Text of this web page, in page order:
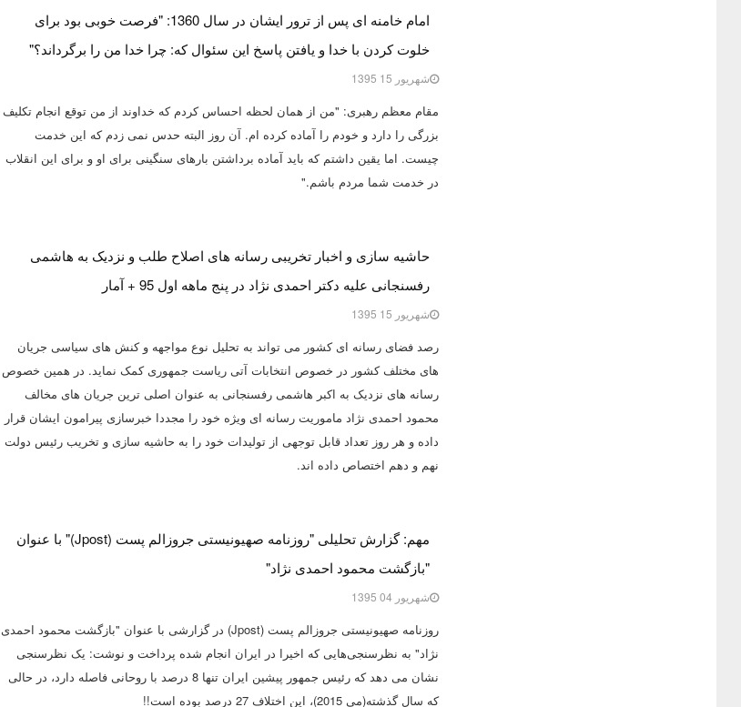
امام خامنه ای پس از ترور ایشان در سال 1360: "فرصت خوبی بود برای
خلوت کردن با خدا و یافتن پاسخ این سئوال که: چرا خدا من را برگرداند؟"
شهریور 15 1395
مقام معظم رهبری: "من از همان لحظه احساس کردم که خداوند از من توقع انجام تکلیف
بزرگی را دارد و خودم را آماده کرده ام. آن روز البته حدس نمی زدم که این خدمت
چیست. اما یقین داشتم که باید آماده برداشتن بارهای سنگینی برای او و برای این انقلاب
در خدمت شما مردم باشم."
حاشیه سازی و اخبار تخریبی رسانه های اصلاح طلب و نزدیک به هاشمی
رفسنجانی علیه دکتر احمدی نژاد در پنج ماهه اول 95 + آمار
شهریور 15 1395
رصد فضای رسانه ای کشور می تواند به تحلیل نوع مواجهه و کنش های سیاسی جریان
های مختلف کشور در خصوص انتخابات آتی ریاست جمهوری کمک نماید. در همین خصوص
رسانه های نزدیک به اکبر هاشمی رفسنجانی به عنوان اصلی ترین جریان های مخالف
محمود احمدی نژاد ماموریت رسانه ای ویژه خود را مجددا خبرسازی پیرامون ایشان قرار
داده و هر روز تعداد قابل توجهی از تولیدات خود را به حاشیه سازی و تخریب رئیس دولت
نهم و دهم اختصاص داده اند.
مهم: گزارش تحلیلی "روزنامه صهیونیستی جروزالم پست (Jpost)" با عنوان
"بازگشت محمود احمدی نژاد"
شهریور 04 1395
روزنامه صهیونیستی جروزالم پست (Jpost) در گزارشی با عنوان "بازگشت محمود احمدی
نژاد" به نظرسنجی‌هایی که اخیرا در ایران انجام شده پرداخت و نوشت: یک نظرسنجی
نشان می دهد که رئیس جمهور پیشین ایران تنها 8 درصد با روحانی فاصله دارد، در حالی
که سال گذشته(می 2015)، این اختلاف 27 درصد بوده است!!